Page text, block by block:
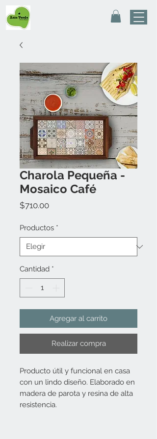
Charola Pequeña -
Mosaico Café
$710.00Precio
Productos *
Cantidad *
Agregar al carrito
Realizar compra
Producto útil y funcional en casa
con un lindo diseño. Elaborado en
madera de parota y resina de alta
resistencia.